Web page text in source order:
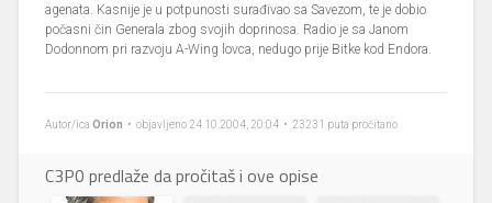
agenata. Kasnije je u potpunosti surađivao sa Savezom, te je dobio
počasni čin Generala zbog svojih doprinosa. Radio je sa Janom
Dodonnom pri razvoju A-Wing lovca, nedugo prije Bitke kod Endora.
Autor/icaOrion • objavljeno 24.10.2004, 20:04 • 23231 puta pročitano
C3P0 predlaže da pročitaš i ove opise